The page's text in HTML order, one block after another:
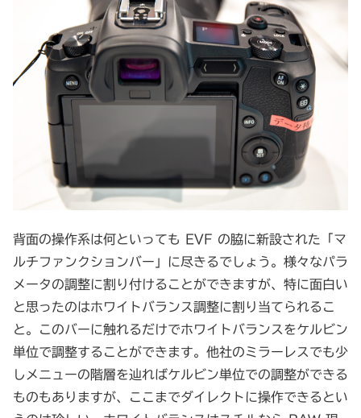
背面の操作系は何といっても EVF の脇に新設された「マ
ルチファンクションバー」に尽きるでしょう。様々なパラ
メータの調整に割り付けることができますが、特に面白い
と思ったのはホワイトバランス調整に割り当てられるこ
と。このバーに触れるだけでホワイトバランスをケルビン
単位で調整することができます。他社のミラーレスでも少
しメニューの階層を辿ればケルビン単位での調整ができる
ものもありますが、ここまでダイレクトに操作できるとい